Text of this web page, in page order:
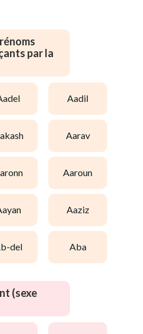
par la
aadel aadil
aakash aarav
aaronn aaroun
aayan aaziz
ab-del aba
(sexe